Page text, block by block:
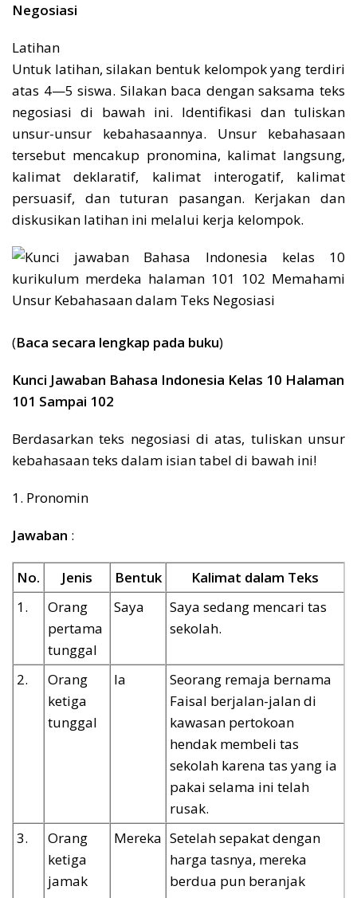
Negosiasi
Latihan
Untuk latihan, silakan bentuk kelompok yang terdiri
atas 4—5 siswa. Silakan baca dengan saksama teks
negosiasi di bawah ini. Identifikasi dan tuliskan
unsur-unsur kebahasaannya. Unsur kebahasaan
tersebut mencakup pronomina, kalimat langsung,
kalimat deklaratif, kalimat interogatif, kalimat
persuasif, dan tuturan pasangan. Kerjakan dan
diskusikan latihan ini melalui kerja kelompok.
(Baca secara lengkap pada buku)
Kunci Jawaban Bahasa Indonesia Kelas 10 Halaman
101 Sampai 102
Berdasarkan teks negosiasi di atas, tuliskan unsur
kebahasaan teks dalam isian tabel di bawah ini!
1. Pronomin
Jawaban :
No. Jenis Bentuk
Kalimat dalam Teks
1.
Orang
pertama
tunggal
Saya
Saya sedang mencari tas
sekolah.
2.
Orang
ketiga
tunggal
Ia
Seorang remaja bernama
Faisal berjalan-jalan di
kawasan pertokoan
hendak membeli tas
sekolah karena tas yang ia
pakai selama ini telah
rusak.
3.
Orang
ketiga
jamak
Mereka Setelah sepakat dengan
harga tasnya, mereka
berdua pun beranjak